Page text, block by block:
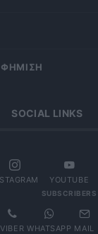
SOCIAL LINKS
YOUTUBE
SUBSCRIBERS
VIBER WHATSAPP MAIL